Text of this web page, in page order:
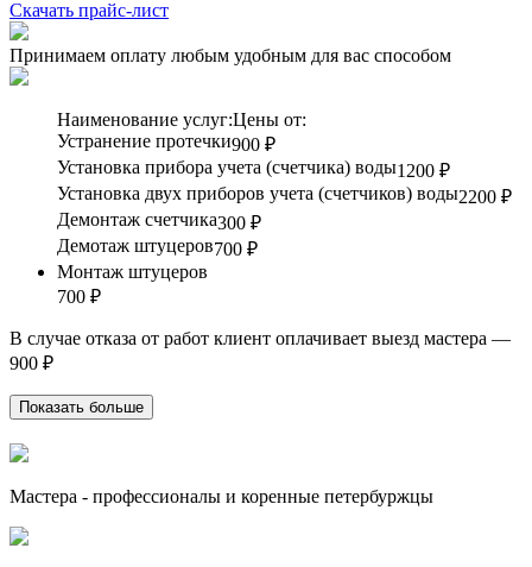
Скачать прайс-лист
Принимаем оплату любым удобным для вас способом
Наименование услуг:Цены от:
Устранение протечки900 ₽
Установка прибора учета (счетчика) воды1200 ₽
Установка двух приборов учета (счетчиков) воды2200 ₽
Демонтаж счетчика300 ₽
Демотаж штуцеров700 ₽
Монтаж штуцеров
700 ₽
В случае отказа от работ клиент оплачивает выезд мастера —
900 ₽
Показать больше
Мастера - профессионалы и коренные петербуржцы